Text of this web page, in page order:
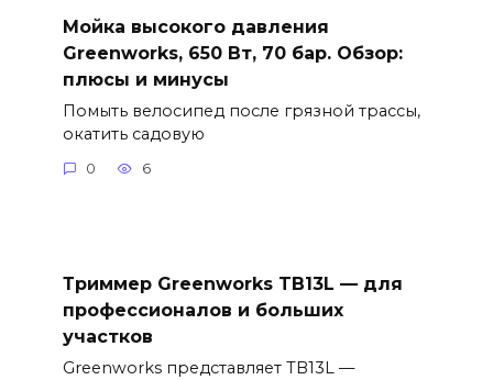
Мойка высокого давления
Greenworks, 650 Вт, 70 бар. Обзор:
плюсы и минусы
Помыть велосипед после грязной трассы,
окатить садовую
0 6
Триммер Greenworks TB13L — для
профессионалов и больших
участков
Greenworks представляет TB13L —